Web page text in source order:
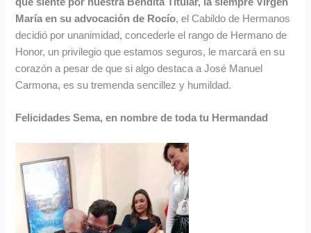
María en su advocación de Rocío, el Cabildo de Hermanos
decidió por unanimidad, concederle el rango de Hermano de
Honor, un privilegio que estamos seguros, le marcará en su
corazón a pesar de que si algo destaca a José Manuel
Carmona, es su tremenda sencillez y humildad.
Felicidades Sema, en nombre de toda tu Hermandad